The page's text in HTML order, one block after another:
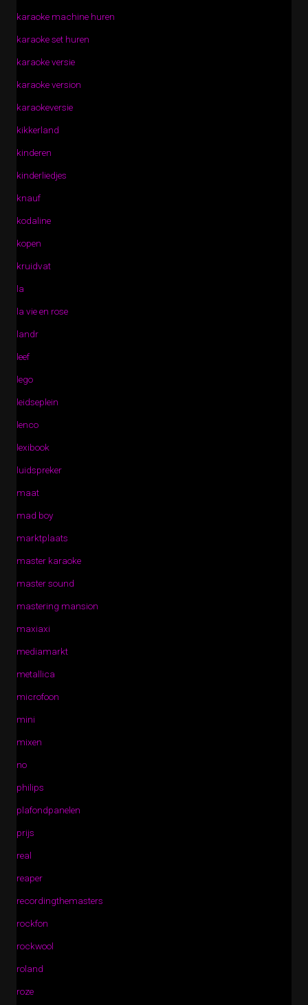
karaoke machine huren
karaoke set huren
karaoke versie
karaoke version
karaokeversie
kikkerland
kinderen
kinderliedjes
knauf
kodaline
kopen
kruidvat
la
la vie en rose
landr
leef
lego
leidseplein
lenco
lexibook
luidspreker
maat
mad boy
marktplaats
master karaoke
master sound
mastering mansion
maxiaxi
mediamarkt
metallica
microfoon
mini
mixen
no
philips
plafondpanelen
prijs
real
reaper
recordingthemasters
rockfon
rockwool
roland
roze